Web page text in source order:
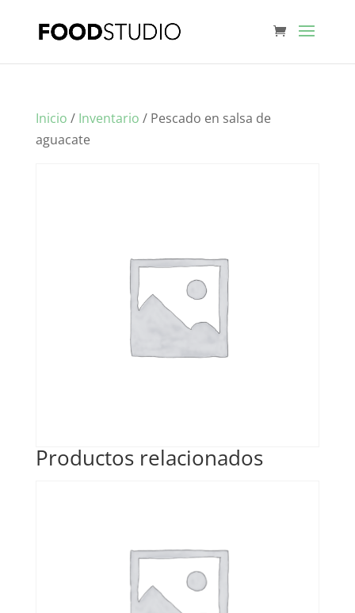
Inicio / Inventario / Pescado en salsa de
aguacate
Productos relacionados